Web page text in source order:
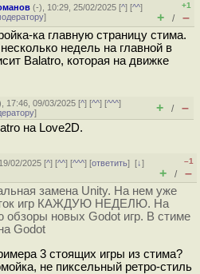
(-), 10:29, 25/02/2025 [^] [^^]
]
+1
+ / –
ка главную страницу стима.
недель на главной в
Balatro, которая на движке
17:46, 09/03/2025 [^] [^^] [^^^]
] + / –
на Love2D.
02/2025 [^] [^^] [^^^] [ответить][↓]
–1
+ / –
замена Unity. На нем уже
игр КАЖДУЮ НЕДЕЛЮ. На
новых Godot игр. В стиме
Godot
3 стоящих игры из стима?
не пиксельный ретро-стиль